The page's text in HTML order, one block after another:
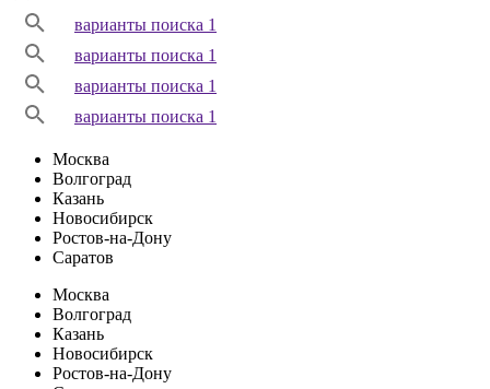
варианты поиска 1
варианты поиска 1
варианты поиска 1
варианты поиска 1
Москва
Волгоград
Казань
Новосибирск
Ростов-на-Дону
Саратов
Москва
Волгоград
Казань
Новосибирск
Ростов-на-Дону